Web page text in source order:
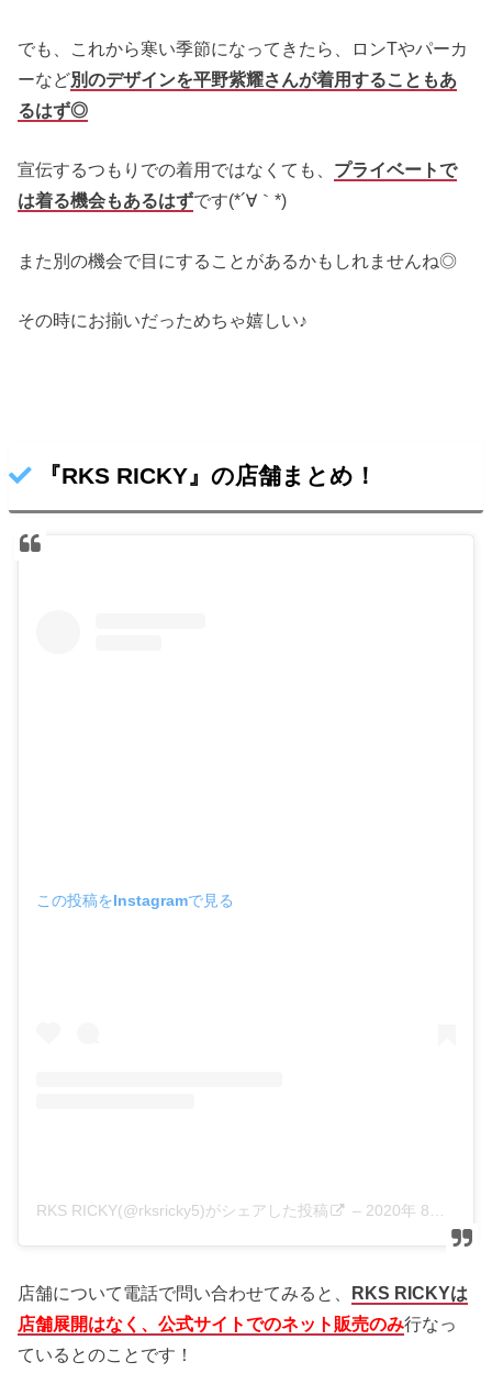
でも、これから寒い季節になってきたら、ロンTやパーカ
ーなど別のデザインを平野紫耀さんが着用することもあ
るはず◎
宣伝するつもりでの着用ではなくても、 プライベートで
は着る機会もあるはずです(*´∀｀*)
また別の機会で目にすることがあるかもしれませんね◎
その時にお揃いだっためちゃ嬉しい♪
『RKS RICKY』の店舗まとめ！
この投稿をInstagramで見る
RKS RICKY(@rksricky5)がシェアした投稿 – 2020年 8月月16日午後8時17分PDT
店舗について電話で問い合わせてみると、 RKS RICKYは
店舗展開はなく、公式サイトでのネット販売のみ行なっ
ているとのことです！